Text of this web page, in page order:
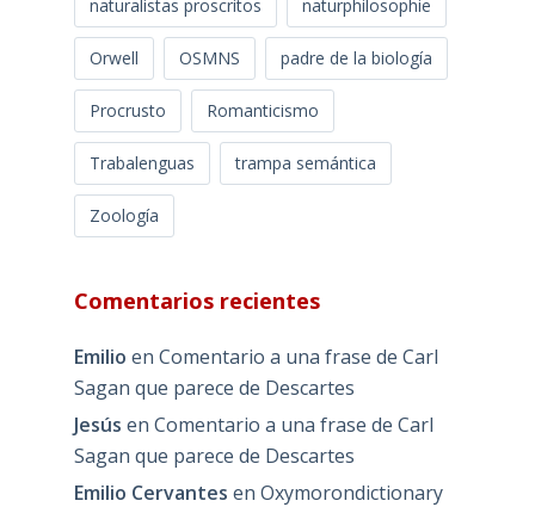
naturalistas proscritos naturphilosophie
Orwell OSMNS padre de la biología
Procrusto Romanticismo
Trabalenguas trampa semántica
Zoología
Comentarios recientes
Emilio en Comentario a una frase de Carl
Sagan que parece de Descartes
Jesús en Comentario a una frase de Carl
Sagan que parece de Descartes
Emilio Cervantes en Oxymorondictionary